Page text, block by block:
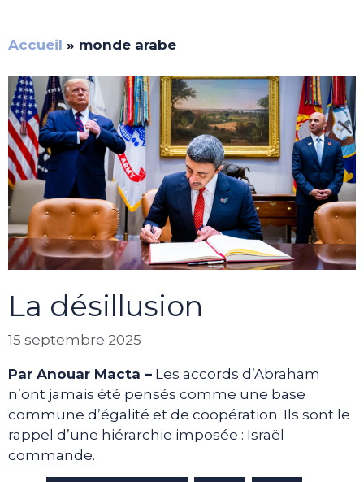
Accueil » monde arabe
La désillusion
15 septembre 2025
Par Anouar Macta – Les accords d’Abraham
n’ont jamais été pensés comme une base
commune d’égalité et de coopération. Ils sont le
rappel d’une hiérarchie imposée : Israël
commande.